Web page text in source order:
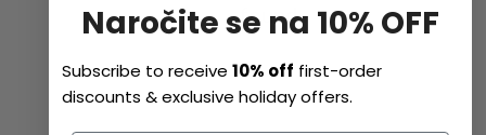
found
Naročite se na 10% OFF
Subscribe to receive10% off first-order
discounts & exclusive holiday offers.